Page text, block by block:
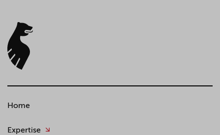
Home
Expertise